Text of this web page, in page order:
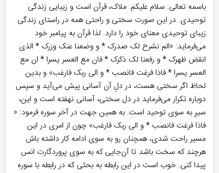
باسمه تعالی: سلام علیکم: ملاک، قرآن است و زیبایی زندگی
توحیدی. در این صورت سختی و راحتی همه در راستای زندگی
زیبای توحیدی معنای خود را دارد. لذا قرآن به پیامبر خود
می‌فرماید: «الم نشرح لک صدرک * و وضعنا عنک وزرک * الذی
انقض ظهرک * و رفعنا لک ذکرک * فان مع العسر یسرا * ان مع
العسر یسرا * فاذا فرغت فانصب * و الی ربک فارغب» و بدین
لحاظ اگر سختی هست، در دلِ آن آسانی پیش می‌آید و سپس
دوباره تکرار می‌فرماید در دل سختی، آسانی نهفته است و این،
سیرِ به سوی توحید است. به همین جهت در آخر سوره فرمود: «
فاذا فرغت فانصب * و الی ربک فارغب» چون از امری در این
مسیر راحت شدی، همچنان رو به سوی ادامه کار داشته باش
هرچند که سخت باشد تا آن‌جایی که به سوی پروردگارت انس
پیدا کنی. خوب است در این رابطه به بحثی که در رابطه با سوره